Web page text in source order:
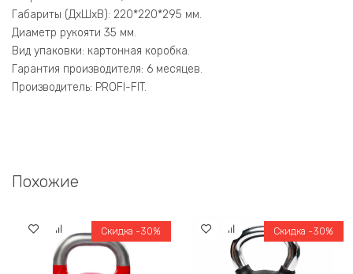
Габариты (ДхШхВ): 220*220*295 мм.
Диаметр рукояти 35 мм.
Вид упаковки: картонная коробка.
Гарантия производителя: 6 месяцев.
Производитель: PROFI-FIT.
Похожие
Скидка -30% Скидка -30%